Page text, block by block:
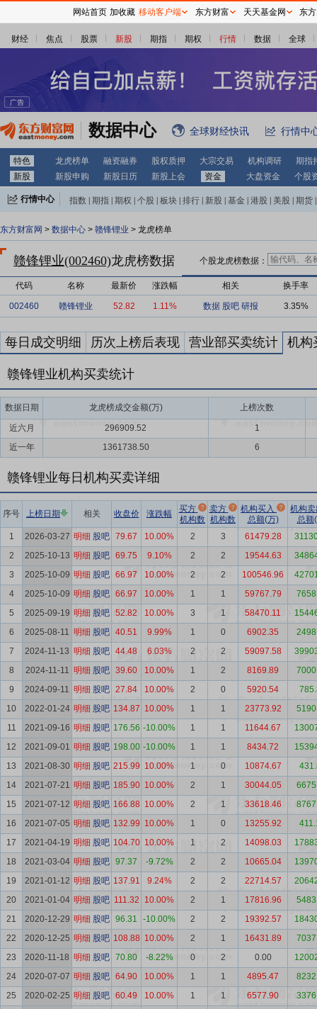
财经 焦点 股票 新股 期指 期权 行情 数据 全球
数据中心 全球财经快讯 行情中
特色 龙虎榜单 融资融券 股权质押 大宗交易 机构调研
期指
新股
新股申购 新股日历 新股上会 资金 大盘资金 个股
行情中心 指数 期指 期权 个股 板块 排行 新股 基金 港股 美股 期货
东方财富网 > 数据中心 > 赣锋锂业 > 龙虎榜单
赣锋锂业(002460)龙虎榜数据 个股龙虎榜数据：
代码 名称 最新价 涨跌幅 相关 换手率
002460 赣锋锂业 52.82 1.11% 数据 股吧 研报 3.35%
每日成交明细 历次上榜后表现 营业部买卖统计 机构
赣锋锂业机构买卖统计
数据日期 龙虎榜成交金额(万) 上榜次数
近六月 296909.52
1
近一年
1361738.50 6
赣锋锂业每日机构买卖详细
序号 上榜日期 相关 收盘价 涨跌幅
买方
机构数
卖方
机构数
机构买入
总额(万)
机构
总额
1
2026-03-27 明细 股吧 79.67 10.00% 2 3 61479.28
2
2025-10-13 明细 股吧 69.75 9.10% 2 2 19544.63
3
2025-10-09 明细 股吧 66.97 10.00% 2 2 100546.96
4
2025-10-09 明细 股吧 66.97 10.00% 1 1 59767.79
5
2025-09-19 明细 股吧 52.82 10.00% 3 1 58470.11
6
2025-08-11 明细 股吧 40.51 9.99% 1 0 6902.35
7
2024-11-13 明细 股吧 44.48 6.03% 2 2 59097.58
8
2024-11-11 明细 股吧 39.60 10.00% 1 2 8169.89
9
2024-09-11 明细 股吧 27.84 10.00% 2 0 5920.54
10
2022-01-24 明细 股吧 134.87 10.00% 1 1 23773.92
11
2021-09-16 明细 股吧 176.56 -10.00% 1 1 11644.67
12
2021-09-01 明细 股吧 198.00 -10.00% 1 1 8434.72
13
2021-08-30 明细 股吧 215.99 10.00% 1 0 10874.67
14
2021-07-21 明细 股吧 185.90 10.00% 2 1 30044.05
15
2021-07-12 明细 股吧 166.88 10.00% 2 1 33618.46
16
2021-07-05 明细 股吧 132.99 10.00% 1 0 13255.92
17
2021-04-19 明细 股吧 104.70 10.00% 1 2 14098.03
18
2021-03-04 明细 股吧 97.37 -9.72% 2 2 10665.04
19
2021-01-12 明细 股吧 137.91 9.24% 2 2 22714.57
20
2021-01-04 明细 股吧 111.32 10.00% 2 1 17816.96
21
2020-12-29 明细 股吧 96.31 -10.00% 2 2 19392.57
22
2020-12-25 明细 股吧 108.88 10.00% 2 1 16431.89
23
2020-11-18 明细 股吧 70.80 -8.22% 0 2 0.00
24
2020-07-07 明细 股吧 64.90 10.00% 1 1 4895.47
25
2020-02-25 明细 股吧 60.49 10.00% 1 1 6577.90
网站首页 加收藏 移动客户端 东方财富 天天基金网 东